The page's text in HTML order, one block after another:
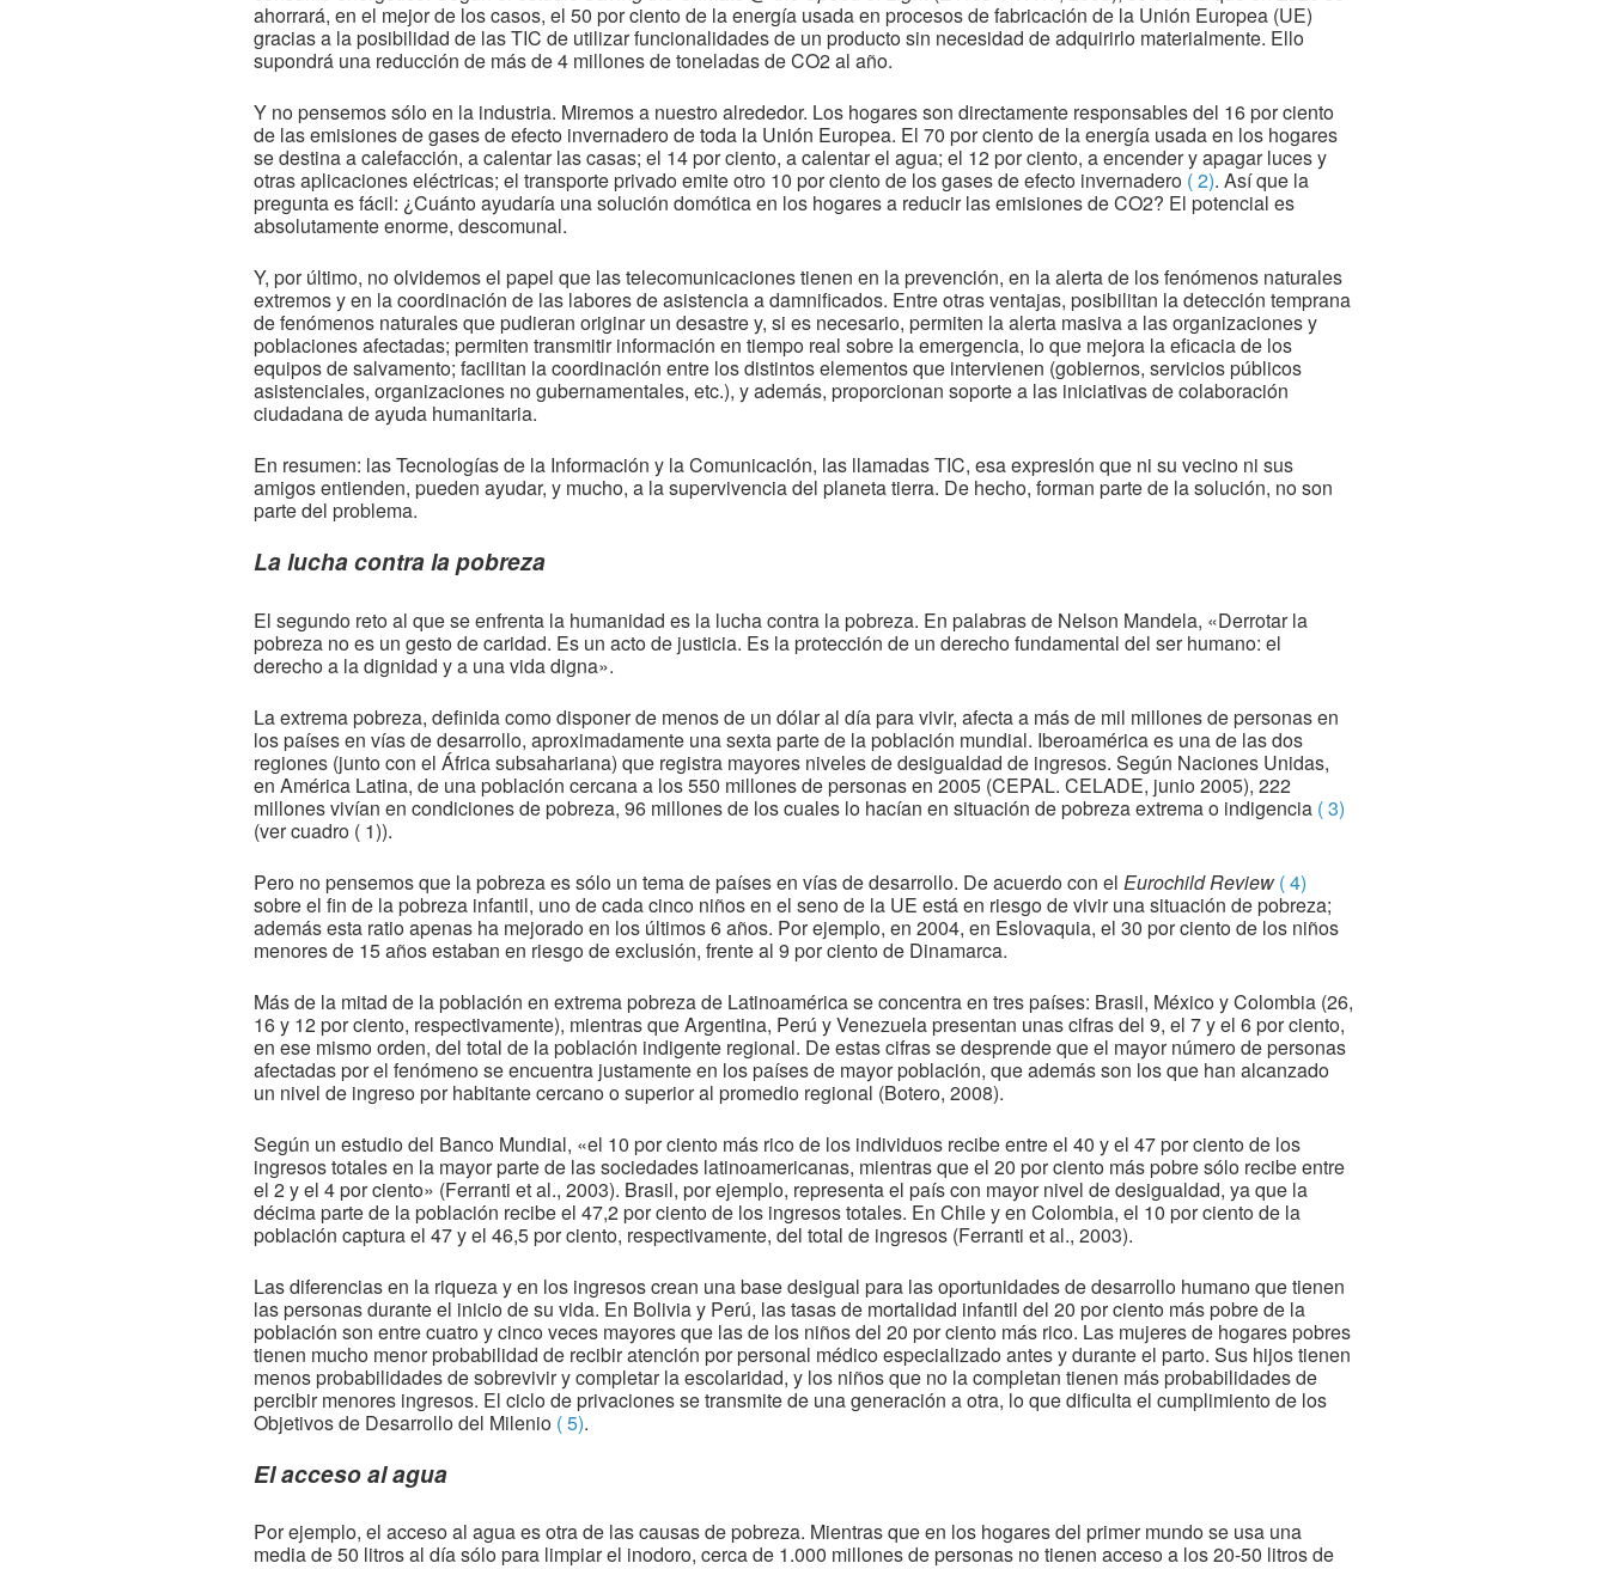
ahorrará, en el mejor de los casos, el 50 por ciento de la energía usada en procesos de fabricación de la Unión Europea (UE)
gracias a la posibilidad de las TIC de utilizar funcionalidades de un producto sin necesidad de adquirirlo materialmente. Ello
supondrá una reducción de más de 4 millones de toneladas de CO2 al año.
Y no pensemos sólo en la industria. Miremos a nuestro alrededor. Los hogares son directamente responsables del 16 por ciento
de las emisiones de gases de efecto invernadero de toda la Unión Europea. El 70 por ciento de la energía usada en los hogares
se destina a calefacción, a calentar las casas; el 14 por ciento, a calentar el agua; el 12 por ciento, a encender y apagar luces y
otras aplicaciones eléctricas; el transporte privado emite otro 10 por ciento de los gases de efecto invernadero ( 2). Así que la
pregunta es fácil: ¿Cuánto ayudaría una solución domótica en los hogares a reducir las emisiones de CO2? El potencial es
absolutamente enorme, descomunal.
Y, por último, no olvidemos el papel que las telecomunicaciones tienen en la prevención, en la alerta de los fenómenos naturales
extremos y en la coordinación de las labores de asistencia a damnificados. Entre otras ventajas, posibilitan la detección temprana
de fenómenos naturales que pudieran originar un desastre y, si es necesario, permiten la alerta masiva a las organizaciones y
poblaciones afectadas; permiten transmitir información en tiempo real sobre la emergencia, lo que mejora la eficacia de los
equipos de salvamento; facilitan la coordinación entre los distintos elementos que intervienen (gobiernos, servicios públicos
asistenciales, organizaciones no gubernamentales, etc.), y además, proporcionan soporte a las iniciativas de colaboración
ciudadana de ayuda humanitaria.
En resumen: las Tecnologías de la Información y la Comunicación, las llamadas TIC, esa expresión que ni su vecino ni sus
amigos entienden, pueden ayudar, y mucho, a la supervivencia del planeta tierra. De hecho, forman parte de la solución, no son
parte del problema.
La lucha contra la pobreza
El segundo reto al que se enfrenta la humanidad es la lucha contra la pobreza. En palabras de Nelson Mandela, «Derrotar la
pobreza no es un gesto de caridad. Es un acto de justicia. Es la protección de un derecho fundamental del ser humano: el
derecho a la dignidad y a una vida digna».
La extrema pobreza, definida como disponer de menos de un dólar al día para vivir, afecta a más de mil millones de personas en
los países en vías de desarrollo, aproximadamente una sexta parte de la población mundial. Iberoamérica es una de las dos
regiones (junto con el África subsahariana) que registra mayores niveles de desigualdad de ingresos. Según Naciones Unidas,
en América Latina, de una población cercana a los 550 millones de personas en 2005 (CEPAL. CELADE, junio 2005), 222
millones vivían en condiciones de pobreza, 96 millones de los cuales lo hacían en situación de pobreza extrema o indigencia ( 3)
(ver cuadro ( 1)).
Pero no pensemos que la pobreza es sólo un tema de países en vías de desarrollo. De acuerdo con el Eurochild Review ( 4)
sobre el fin de la pobreza infantil, uno de cada cinco niños en el seno de la UE está en riesgo de vivir una situación de pobreza;
además esta ratio apenas ha mejorado en los últimos 6 años. Por ejemplo, en 2004, en Eslovaquia, el 30 por ciento de los niños
menores de 15 años estaban en riesgo de exclusión, frente al 9 por ciento de Dinamarca.
Más de la mitad de la población en extrema pobreza de Latinoamérica se concentra en tres países: Brasil, México y Colombia (26,
16 y 12 por ciento, respectivamente), mientras que Argentina, Perú y Venezuela presentan unas cifras del 9, el 7 y el 6 por ciento,
en ese mismo orden, del total de la población indigente regional. De estas cifras se desprende que el mayor número de personas
afectadas por el fenómeno se encuentra justamente en los países de mayor población, que además son los que han alcanzado
un nivel de ingreso por habitante cercano o superior al promedio regional (Botero, 2008).
Según un estudio del Banco Mundial, «el 10 por ciento más rico de los individuos recibe entre el 40 y el 47 por ciento de los
ingresos totales en la mayor parte de las sociedades latinoamericanas, mientras que el 20 por ciento más pobre sólo recibe entre
el 2 y el 4 por ciento» (Ferranti et al., 2003). Brasil, por ejemplo, representa el país con mayor nivel de desigualdad, ya que la
décima parte de la población recibe el 47,2 por ciento de los ingresos totales. En Chile y en Colombia, el 10 por ciento de la
población captura el 47 y el 46,5 por ciento, respectivamente, del total de ingresos (Ferranti et al., 2003).
Las diferencias en la riqueza y en los ingresos crean una base desigual para las oportunidades de desarrollo humano que tienen
las personas durante el inicio de su vida. En Bolivia y Perú, las tasas de mortalidad infantil del 20 por ciento más pobre de la
población son entre cuatro y cinco veces mayores que las de los niños del 20 por ciento más rico. Las mujeres de hogares pobres
tienen mucho menor probabilidad de recibir atención por personal médico especializado antes y durante el parto. Sus hijos tienen
menos probabilidades de sobrevivir y completar la escolaridad, y los niños que no la completan tienen más probabilidades de
percibir menores ingresos. El ciclo de privaciones se transmite de una generación a otra, lo que dificulta el cumplimiento de los
Objetivos de Desarrollo del Milenio ( 5).
El acceso al agua
Por ejemplo, el acceso al agua es otra de las causas de pobreza. Mientras que en los hogares del primer mundo se usa una
media de 50 litros al día sólo para limpiar el inodoro, cerca de 1.000 millones de personas no tienen acceso a los 20-50 litros de